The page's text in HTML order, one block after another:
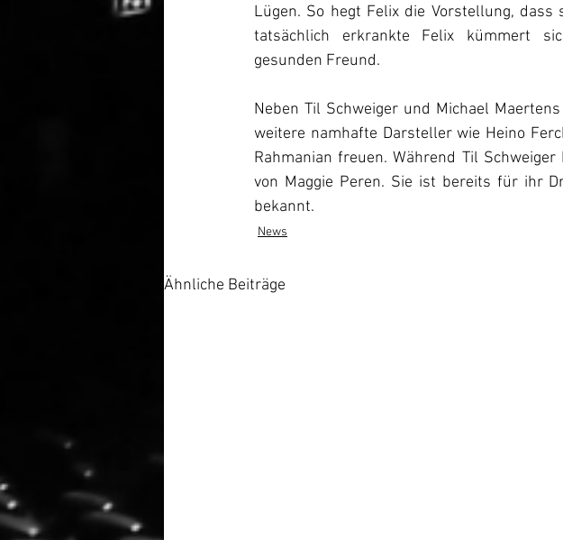
Lügen. So hegt Felix die Vorstellung,
tatsächlich erkrankte Felix kümmert
gesunden Freund.
Neben Til Schweiger und Michael
weitere namhafte Darsteller wie Heino
Rahmanian freuen. Während Til
von Maggie Peren. Sie ist bereits für ihr
bekannt.
News
Ähnliche Beiträge